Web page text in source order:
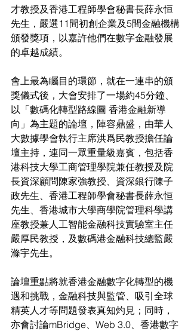
才教授及香港工程師學會秘書長薛永恒
先生，嚴選11間初創企業及5間金融機構
頒發獎項，以嘉許他們在數字金融發展
的卓越成績。
會上最為矚目的環節，就在一連串的頒
獎儀式後，大會安排了一場約45分鐘、
以「數碼化轉型路線圖 香港金融新導
向」為主題的論壇，陣容鼎盛，由華人
大數據學會執行主席洪爲民教授擔任論
壇主持，連同一眾重量級嘉賓，包括香
港科技大學工商管理學院兼任教授及院
長資深顧問陳家強教授、資深銀行陳子
政先生、香港工程師學會秘書長薛永恒
先生、香港城市大學商學院管理科學講
座教授兼人工智能金融科技實驗室主任
嚴厚民教授，及數碼港金融科技總監嚴
滌宇先生。
論壇重點將就香港金融數字化轉型的機
遇和挑戰，金融科技與監管、吸引全球
精英人才等問題發表真知灼見；同時，
亦會討論mBridge、Web 3.0、香港數字